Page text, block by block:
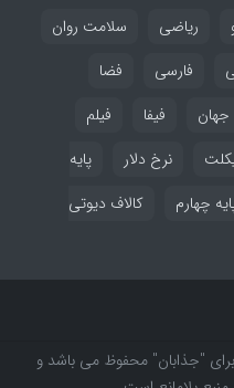
ریاضی
سلامت روان
فارسی
فضا
جهان فیفا
فیلم
نرخ دلار
پایه
چهارم
کالاف دیوتی
"جذابان" محفوظ می باشد و